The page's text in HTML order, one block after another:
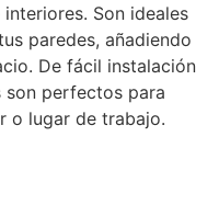
Son ideales
paredes, añadiendo
De fácil instalación
son perfectos para
o lugar de trabajo.